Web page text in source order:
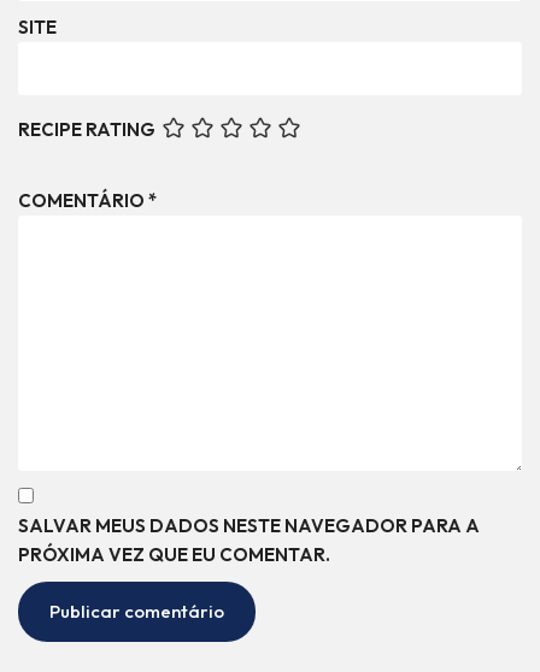
SITE
RECIPE RATING
COMENTÁRIO *
SALVAR MEUS DADOS NESTE NAVEGADOR PARA A
PRÓXIMA VEZ QUE EU COMENTAR.